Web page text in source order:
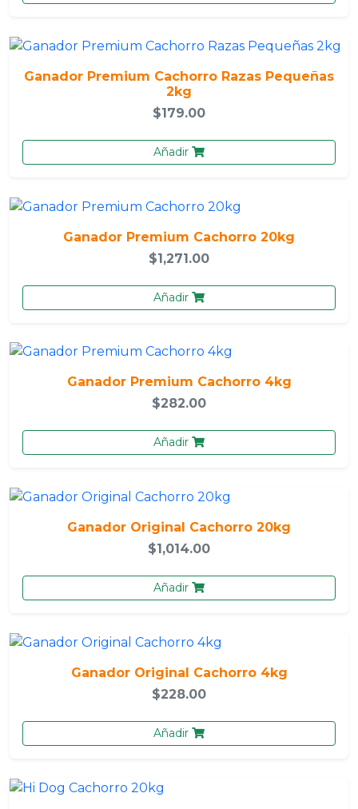
Ganador Premium Cachorro Razas Pequeñas
2kg
$179.00
Añadir
Ganador Premium Cachorro 20kg
$1,271.00
Añadir
Ganador Premium Cachorro 4kg
$282.00
Añadir
Ganador Original Cachorro 20kg
$1,014.00
Añadir
Ganador Original Cachorro 4kg
$228.00
Añadir